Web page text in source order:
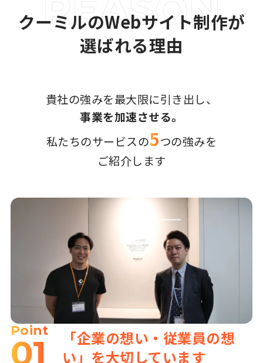
クーミルのWebサイト制作が
選ばれる理由
貴社の強みを最大限に引き出し、
事業を加速させる。
私たちのサービスの5つの強みを
ご紹介します
Point
01
「企業の想い・従業員の想
い」を大切しています